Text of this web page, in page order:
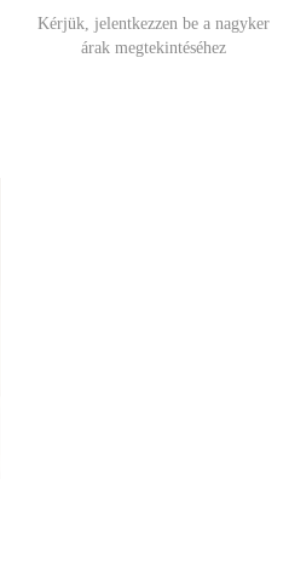
Kérjük, jelentkezzen be a nagyker
árak megtekintéséhez